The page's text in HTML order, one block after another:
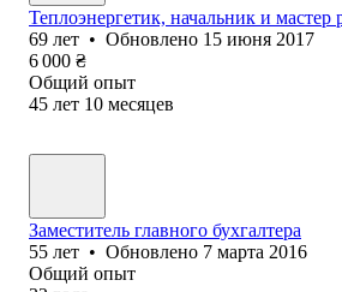
Теплоэнергетик, начальник и
69 лет • Обновлено 15 июня 2017
6 000 ₴
Общий опыт
45 лет 10 месяцев
Заместитель главного бухгалтера
55 лет • Обновлено 7 марта 2016
Общий опыт